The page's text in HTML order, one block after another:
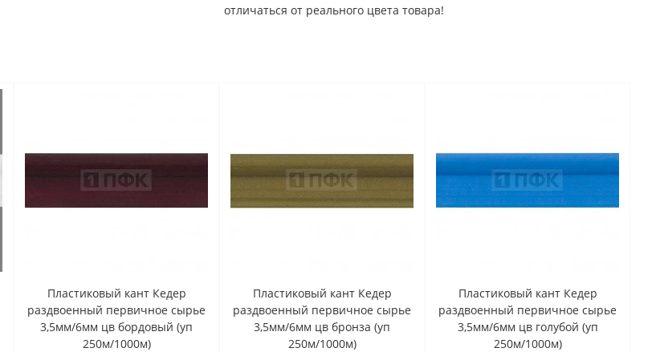
отличаться от реального цвета товара!
Пластиковый кант Кедер
раздвоенный первичное сырье
3,5мм/6мм цв бордовый (уп
250м/1000м)
Пластиковый кант Кедер
раздвоенный первичное сырье
3,5мм/6мм цв бронза (уп
250м/1000м)
Пластиковый кант Кедер
раздвоенный первичное сырье
3,5мм/6мм цв голубой (уп
250м/1000м)